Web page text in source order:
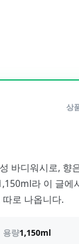
상
바디워시로, 향
라 이 글에
로 나옵니다.
용량1,150ml